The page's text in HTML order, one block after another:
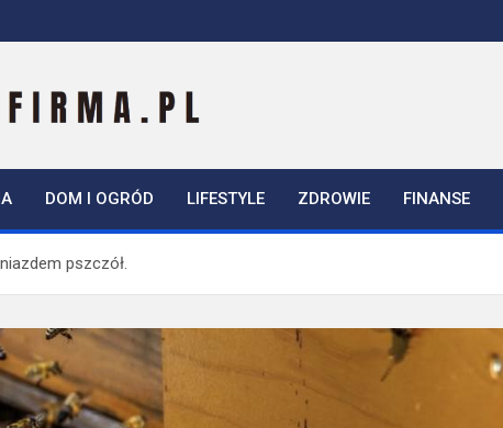
DOM I OGRÓD LIFESTYLE ZDROWIE FINANSE
pszczół.